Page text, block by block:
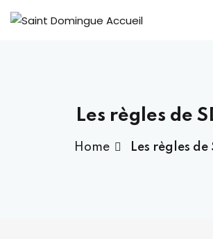
Les règles de
Home Les règles de